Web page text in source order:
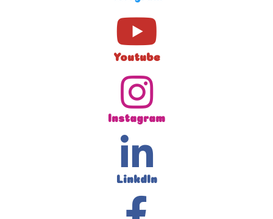
Youtube
Instagram
LinkdIn